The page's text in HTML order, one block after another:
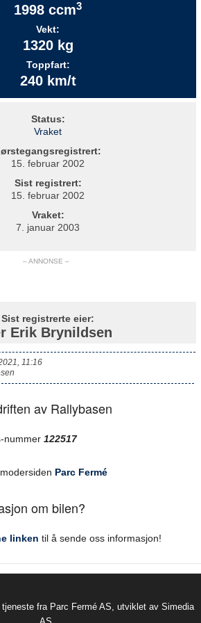
1998 ccm3
Vekt:
1320 kg
Toppfart:
240 km/t
Status:
Vraket
15. februar 2002
Sist registrert:
15. februar 2002
Vraket:
7. januar 2003
– ANNONSE –
Sist registrerte eier:
Erik Brynildsen
11:16
av Rallybasen
nummer 122517
Parc Fermé
om bilen?
linken til å sende oss informasjon!
fra Parc Fermé AS, utviklet av Simedia